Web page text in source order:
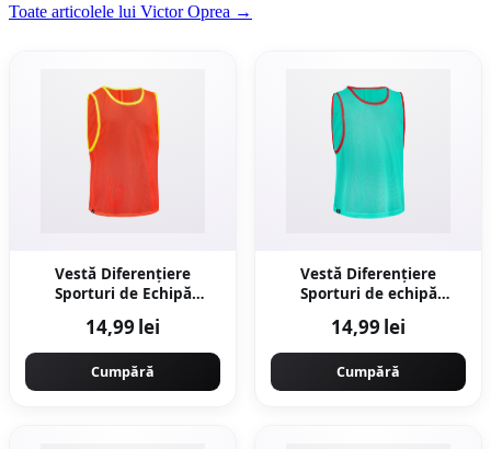
Toate articolele lui Victor Oprea →
Vestă Diferențiere
Sporturi de Echipă
14,99 lei
Cumpără
Vestă Diferențiere
Sporturi de echipă
14,99 lei
Cumpără